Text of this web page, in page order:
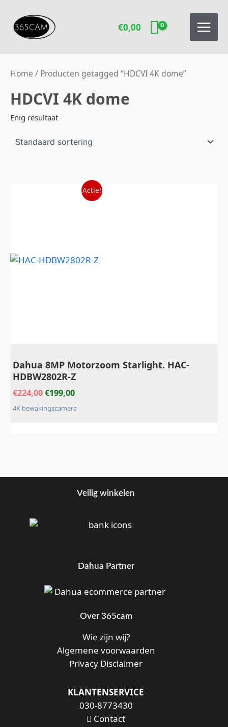
naar
€0,00
Home / Producten getagged “HDCVI 4K dome”
HDCVI 4K dome
Enig resultaat
Actie!
Dahua 8MP Motorzoom Starlight. HAC-
HDBW2802R-Z
€224,00
Oorspronkelijke
€199,00
Huidige
prijs
4K bewakingscamera
Veilig winkelen
Dahua Partner
Over 365cam
Wie zijn wij?
Algemene voorwaarden
Privacy Disclaimer
KLANTENSERVICE
030-8773430
Contact